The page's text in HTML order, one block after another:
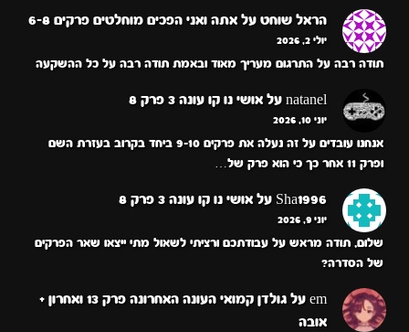
הראל שוחט על אתה ואני הפכים מוחלטים פרקים 6-8
יולי 2, 2026
תודה רבה על התרגום מעריך מאוד ובאמת תודה רבה על כל ההשקעה
natanel על אושי נו קו עונה 3 פרק 8
יוני 10, 2026
אנחנו עובדים על זה נעלה את פרקים 9-10 ביחד בקרוב בעזרת השם
ופרק 11 אחר כך כי הוא פרק של…
Sha1996 על אושי נו קו עונה 3 פרק 8
יוני 9, 2026
שלום, תודה מראש על עבודתכם ורציתי לשאול מתי ייצאו שאר הפרקים
של הסדרה?
em על
גולדן קמואי העונה האחרונה פרק 13 ואחרון +
אובה